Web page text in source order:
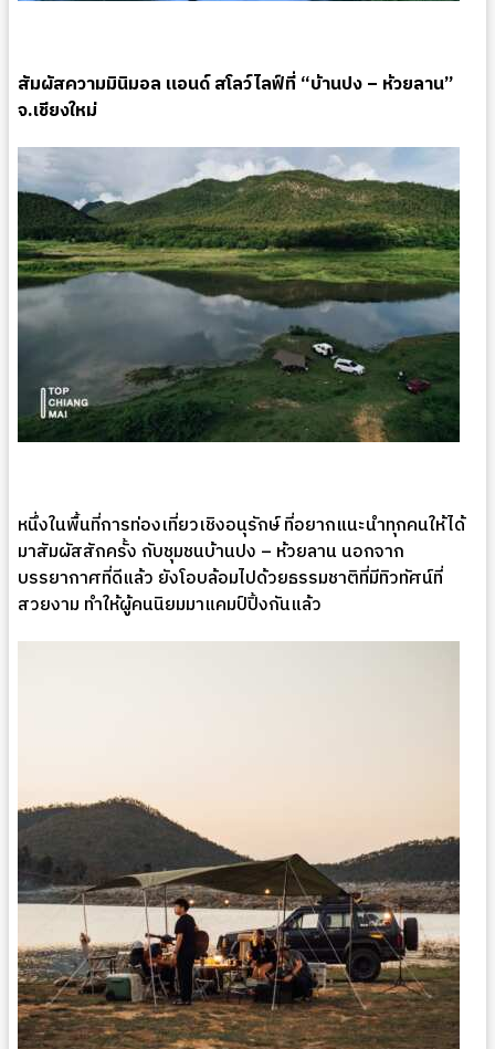
สัมผัสความมินิมอล แอนด์ สโลว์ไลฟ์ที่ “บ้านปง – ห้วยลาน”
จ.เชียงใหม่
หนึ่งในพื้นที่การท่องเที่ยวเชิงอนุรักษ์ ที่อยากแนะนำทุกคนให้ได้
มาสัมผัสสักครั้ง กับชุมชนบ้านปง – ห้วยลาน นอกจาก
บรรยากาศที่ดีแล้ว ยังโอบล้อมไปด้วยธรรมชาติที่มีทิวทัศน์ที่
สวยงาม ทำให้ผู้คนนิยมมาแคมป์ปิ้งกันแล้ว